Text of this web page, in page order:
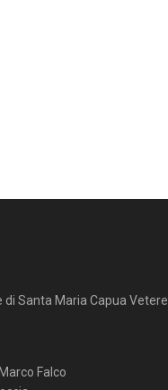
Santa Maria Capua Vetere
Marco Falco